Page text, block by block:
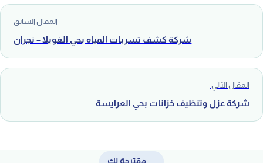
المقال السابق
شركة كشف تسربات المياه بحي الغويلا – نجران
المقال التالي
شركة عزل وتنظيف خزانات بحي العرايسة
مقترحة لك